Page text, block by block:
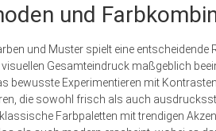
und
und Muster spielt eine
Gesamteindruck maßgeblich
bewusste Experimentieren mit
die sowohl frisch als auch
Farbpaletten mit trendigen